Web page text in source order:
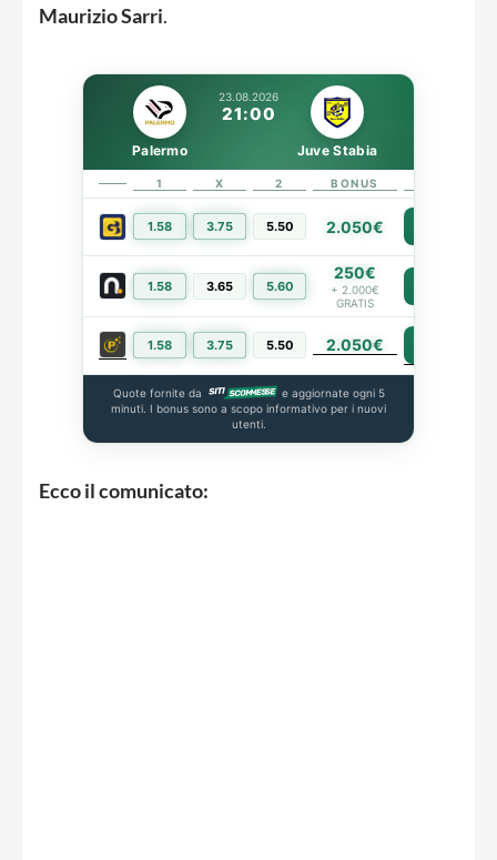
MaurizioSarri.
23.08.2026
21:00
Palermo Juve Stabia
1 X 2 BONUS
1.58 3.75 5.50 2.050€
1.58 3.65 5.60
250€
+ 2.000€
GRATIS
1.58 3.75 5.50 2.050€
Quote fornite da
e aggiornate ogni 5
minuti. I bonus sono a scopo informativo per i nuovi
utenti.
Ecco il comunicato: